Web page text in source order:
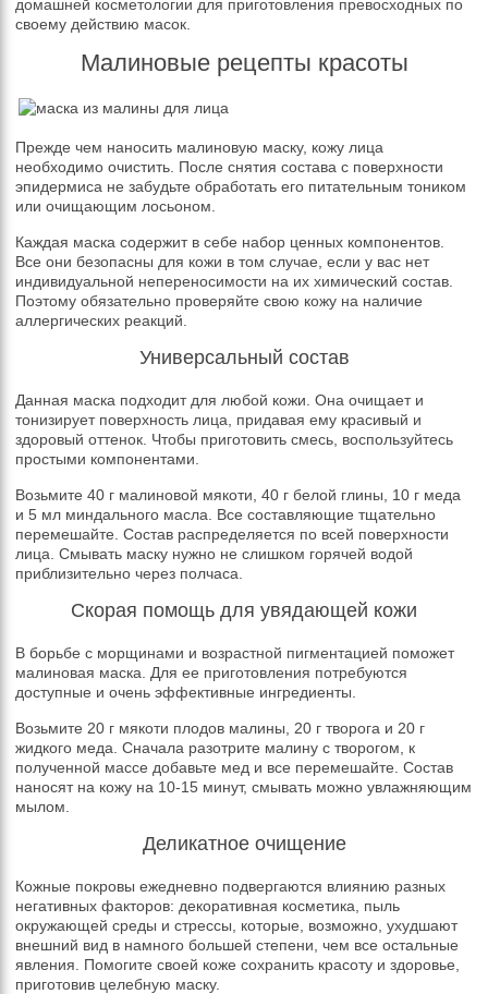
домашней косметологии для приготовления превосходных по
своему действию масок.
Малиновые рецепты красоты
Прежде чем наносить малиновую маску, кожу лица
необходимо очистить. После снятия состава с поверхности
эпидермиса не забудьте обработать его питательным тоником
или очищающим лосьоном.
Каждая маска содержит в себе набор ценных компонентов.
Все они безопасны для кожи в том случае, если у вас нет
индивидуальной непереносимости на их химический состав.
Поэтому обязательно проверяйте свою кожу на наличие
аллергических реакций.
Универсальный состав
Данная маска подходит для любой кожи. Она очищает и
тонизирует поверхность лица, придавая ему красивый и
здоровый оттенок. Чтобы приготовить смесь, воспользуйтесь
простыми компонентами.
Возьмите 40 г малиновой мякоти, 40 г белой глины, 10 г меда
и 5 мл миндального масла. Все составляющие тщательно
перемешайте. Состав распределяется по всей поверхности
лица. Смывать маску нужно не слишком горячей водой
приблизительно через полчаса.
Скорая помощь для увядающей кожи
В борьбе с морщинами и возрастной пигментацией поможет
малиновая маска. Для ее приготовления потребуются
доступные и очень эффективные ингредиенты.
Возьмите 20 г мякоти плодов малины, 20 г творога и 20 г
жидкого меда. Сначала разотрите малину с творогом, к
полученной массе добавьте мед и все перемешайте. Состав
наносят на кожу на 10-15 минут, смывать можно увлажняющим
мылом.
Деликатное очищение
Кожные покровы ежедневно подвергаются влиянию разных
негативных факторов: декоративная косметика, пыль
окружающей среды и стрессы, которые, возможно, ухудшают
внешний вид в намного большей степени, чем все остальные
явления. Помогите своей коже сохранить красоту и здоровье,
приготовив целебную маску.